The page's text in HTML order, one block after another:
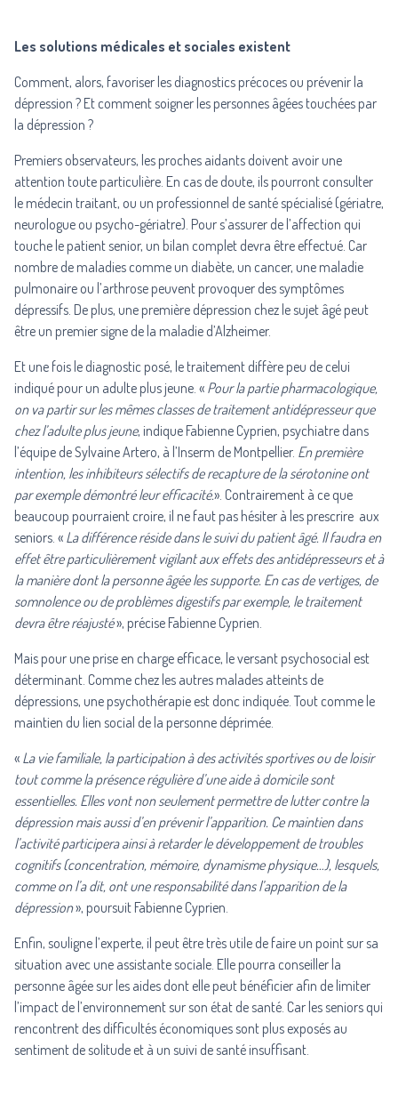
Les solutions médicales et sociales existent
Comment, alors, favoriser les diagnostics précoces ou prévenir la
dépression ? Et comment soigner les personnes âgées touchées par
la dépression ?
Premiers observateurs, les proches aidants doivent avoir une
attention toute particulière. En cas de doute, ils pourront consulter
le médecin traitant, ou un professionnel de santé spécialisé (gériatre,
neurologue ou psycho-gériatre). Pour s’assurer de l’affection qui
touche le patient senior, un bilan complet devra être effectué. Car
nombre de maladies comme un diabète, un cancer, une maladie
pulmonaire ou l’arthrose peuvent provoquer des symptômes
dépressifs. De plus, une première dépression chez le sujet âgé peut
être un premier signe de la maladie d’Alzheimer.
Et une fois le diagnostic posé, le traitement diffère peu de celui
indiqué pour un adulte plus jeune. « Pour la partie pharmacologique,
on va partir sur les mêmes classes de traitement antidépresseur que
chez l’adulte plus jeune, indique Fabienne Cyprien, psychiatre dans
l’équipe de Sylvaine Artero, à l’Inserm de Montpellier. En première
intention, les inhibiteurs sélectifs de recapture de la sérotonine ont
par exemple démontré leur efficacité.». Contrairement à ce que
beaucoup pourraient croire, il ne faut pas hésiter à les prescrire aux
seniors. « La différence réside dans le suivi du patient âgé. Il faudra en
effet être particulièrement vigilant aux effets des antidépresseurs et à
la manière dont la personne âgée les supporte. En cas de vertiges, de
somnolence ou de problèmes digestifs par exemple, le traitement
devra être réajusté», précise Fabienne Cyprien.
Mais pour une prise en charge efficace, le versant psychosocial est
déterminant. Comme chez les autres malades atteints de
dépressions, une psychothérapie est donc indiquée. Tout comme le
maintien du lien social de la personne déprimée.
« La vie familiale, la participation à des activités sportives ou de loisir
tout comme la présence régulière d’une aide à domicile sont
essentielles. Elles vont non seulement permettre de lutter contre la
dépression mais aussi d’en prévenir l’apparition. Ce maintien dans
l’activité participera ainsi à retarder le développement de troubles
cognitifs (concentration, mémoire, dynamisme physique…), lesquels,
comme on l’a dit, ont une responsabilité dans l’apparition de la
dépression», poursuit Fabienne Cyprien.
Enfin, souligne l’experte, il peut être très utile de faire un point sur sa
situation avec une assistante sociale. Elle pourra conseiller la
personne âgée sur les aides dont elle peut bénéficier afin de limiter
l’impact de l’environnement sur son état de santé. Car les seniors qui
rencontrent des difficultés économiques sont plus exposés au
sentiment de solitude et à un suivi de santé insuffisant.